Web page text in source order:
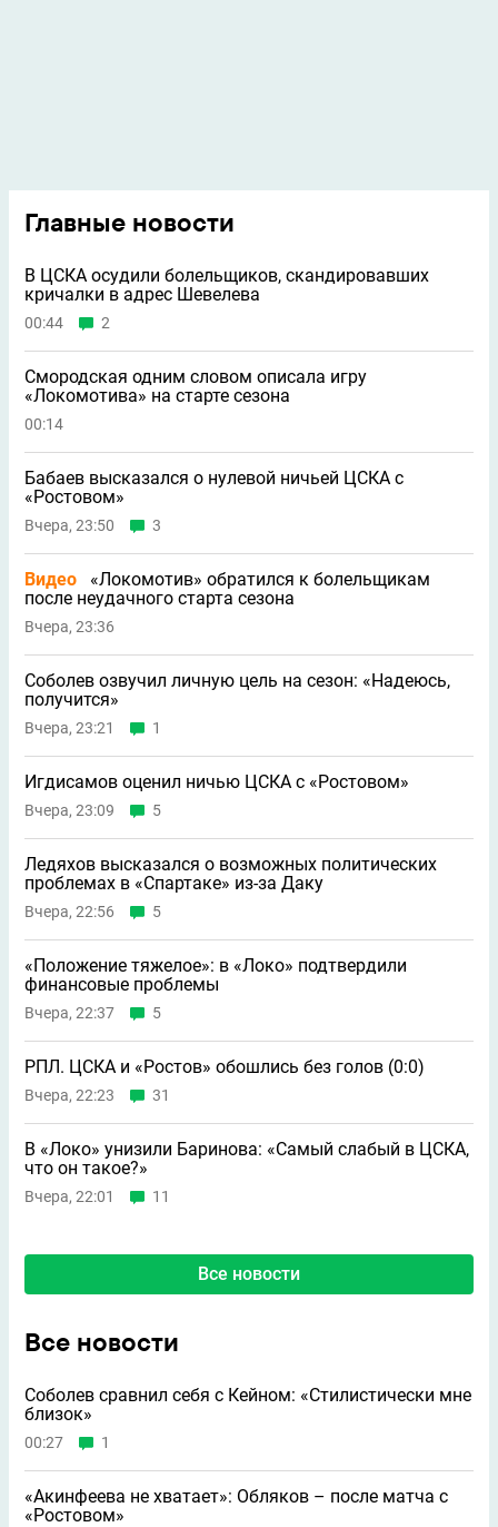
Главные новости
В ЦСКА осудили болельщиков, скандировавших
кричалки в адрес Шевелева
00:44 2
Смородская одним словом описала игру
«Локомотива» на старте сезона
00:14
Бабаев высказался о нулевой ничьей ЦСКА с
«Ростовом»
Вчера, 23:50 3
Видео
«Локомотив» обратился к болельщикам
после неудачного старта сезона
Вчера, 23:36
Соболев озвучил личную цель на сезон: «Надеюсь,
получится»
Вчера, 23:21 1
Игдисамов оценил ничью ЦСКА с «Ростовом»
Вчера, 23:09 5
Ледяхов высказался о возможных политических
проблемах в «Спартаке» из-за Даку
Вчера, 22:56 5
«Положение тяжелое»: в «Локо» подтвердили
финансовые проблемы
Вчера, 22:37 5
РПЛ. ЦСКА и «Ростов» обошлись без голов (0:0)
Вчера, 22:23 31
В «Локо» унизили Баринова: «Самый слабый в ЦСКА,
что он такое?»
Вчера, 22:01 11
Все новости
Все новости
Соболев сравнил себя с Кейном: «Стилистически мне
близок»
00:27 1
«Акинфеева не хватает»: Обляков – после матча с
«Ростовом»